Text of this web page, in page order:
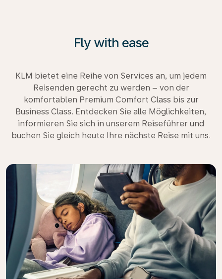
Fly with ease
KLM bietet eine Reihe von Services an, um jedem
Reisenden gerecht zu werden – von der
komfortablen Premium Comfort Class bis zur
Business Class. Entdecken Sie alle Möglichkeiten,
informieren Sie sich in unserem Reiseführer und
buchen Sie gleich heute Ihre nächste Reise mit uns.